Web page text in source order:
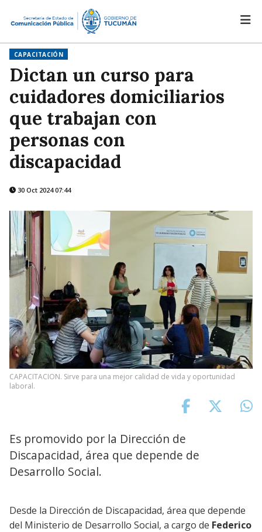
CAPACITACIÓN
Dictan un curso para
cuidadores domiciliarios
que trabajan con
personas con
discapacidad
30 Oct 2024 07:44
CAPACITACION. Sirve para una mejor calidad de vida y oportunidad
laboral.
Es promovido por la Dirección de
Discapacidad, área que depende de
Desarrollo Social.
Desde la Dirección de Discapacidad, área que depende
del Ministerio de Desarrollo Social, a cargo de Federico